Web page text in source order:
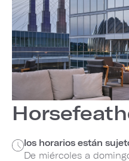
los horarios están
De miércoles a